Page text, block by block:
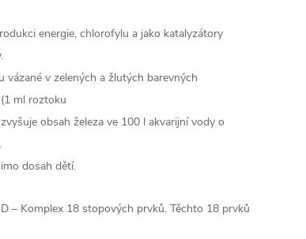
energie, chlorofylu a jako katalyzátory
vázané v zelených a žlutých barevných
ml roztoku
obsah železa ve 100 l akvarijní vody o
dosah dětí.
– Komplex 18 stopových prvků. Těchto 18 prvků